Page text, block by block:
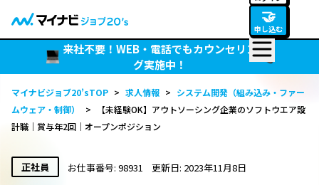
🤝
申し込む
来社不要！WEB・電話でもカウンセリン
グ実施中！
マイナビジョブ20’sTOP > 求人情報 > システム開発（組み込み・ファー
ムウェア・制御）
>
【未経験OK】アウトソーシング企業のソフトウエア設
計職｜賞与年2回｜オープンポジション
正社員 お仕事番号: 98931 更新日: 2023年11月8日